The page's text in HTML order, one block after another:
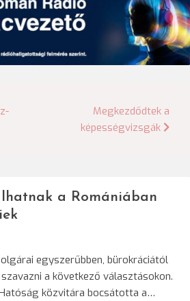
Megkezdődtek a
képességvizsgák
a Romániában
egyszerűbben, bürokráciától
a következő választásokon.
közvitára bocsátotta a…